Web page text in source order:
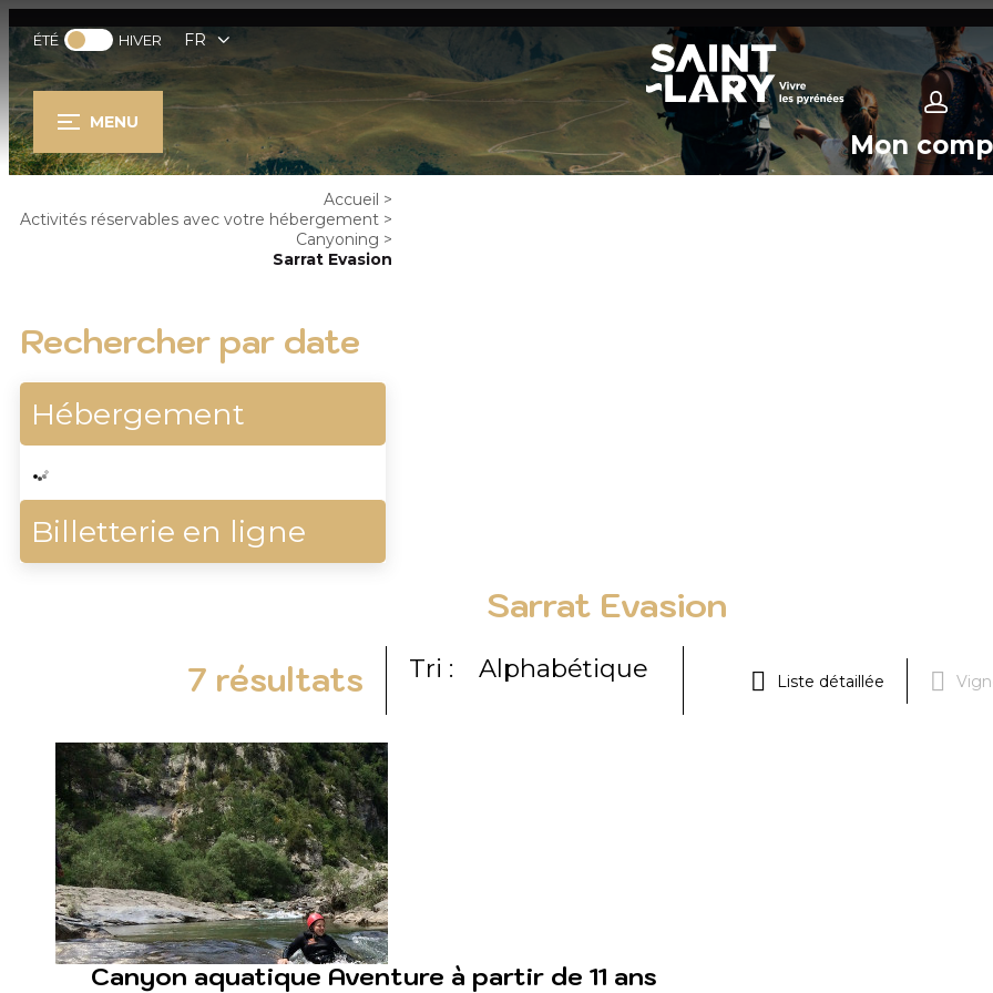
ÉTÉ HIVER FR
MENU
Mon
Accueil >
Activités réservables avec votre hébergement >
Canyoning >
Sarrat Evasion
Rechercher par date
Hébergement
Billetterie en ligne
Sarrat Evasion
Liste détaillée
7 résultats Tri : Alphabétique
Canyon aquatique Aventure à partir de 11 ans